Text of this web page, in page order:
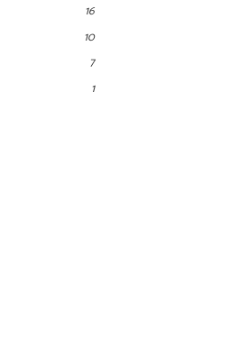
16
10
7
1